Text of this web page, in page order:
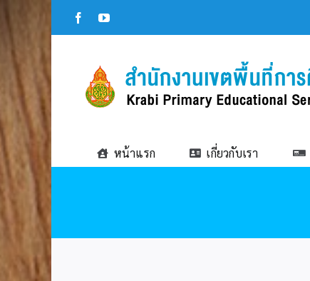
content
FacebookYouTube
หน้าแรก เกี่ยวกับเรา